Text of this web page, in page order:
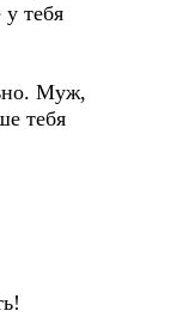
тебя
Муж,
тебя